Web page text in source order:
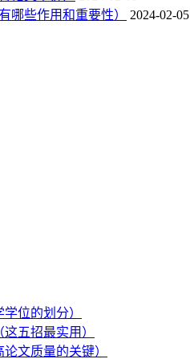
哪些作用和重要性）
2024-02-05
位的划分）
五招最实用）
文质量的关键）